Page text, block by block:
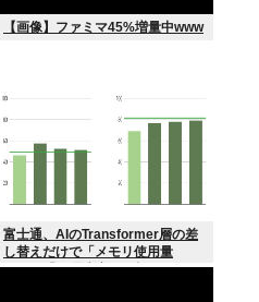
【画像】ファミマ45%増量中www
富士通、AIのTransformer層の差
し替えだけで「メモリ使用量
1/10」「処理速度475倍」になる